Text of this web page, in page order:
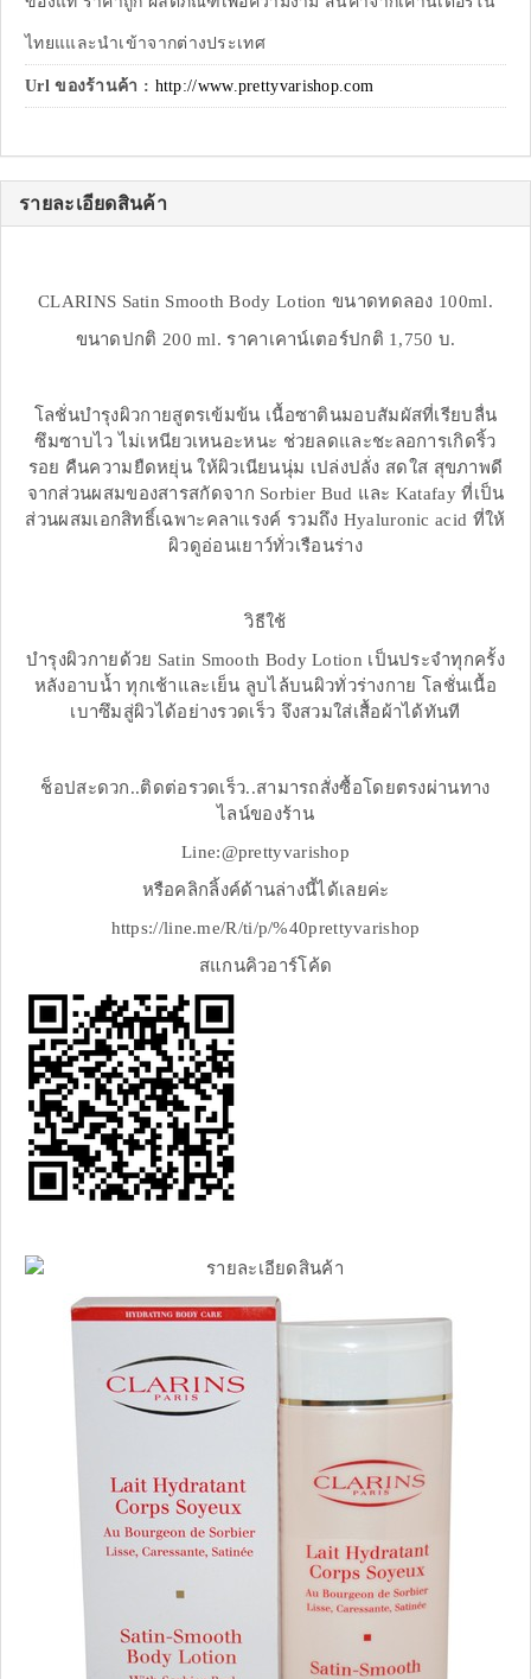
ไทยแและนำเข้าจากต่างประเทศ
Url ของร้านค้า : http://www.prettyvarishop.com
รายละเอียดสินค้า
CLARINS Satin Smooth Body Lotion ขนาดทดลอง 100ml.
ขนาดปกติ 200 ml. ราคาเคาน์เตอร์ปกติ 1,750 บ.
โลชั่นบำรุงผิวกายสูตรเข้มข้น เนื้อซาตินมอบสัมผัสที่เรียบลื่น
ซึมซาบไว ไม่เหนียวเหนอะหนะ ช่วยลดและชะลอการเกิดริ้ว
รอย คืนความยืดหยุ่น ให้ผิวเนียนนุ่ม เปล่งปลั่ง สดใส สุขภาพดี
จากส่วนผสมของสารสกัดจาก Sorbier Bud และ Katafay ที่เป็น
ส่วนผสมเอกสิทธิ์เฉพาะคลาแรงค์ รวมถึง Hyaluronic acid ที่ให้
ผิวดูอ่อนเยาว์ทั่วเรือนร่าง
วิธีใช้
บำรุงผิวกายด้วย Satin Smooth Body Lotion เป็นประจำทุกครั้ง
หลังอาบน้ำ ทุกเช้าและเย็น ลูบไล้บนผิวทั่วร่างกาย โลชั่นเนื้อ
เบาซึมสู่ผิวได้อย่างรวดเร็ว จึงสวมใส่เสื้อผ้าได้ทันที
ช็อปสะดวก..ติดต่อรวดเร็ว..สามารถสั่งซื้อโดยตรงผ่านทาง
ไลน์ของร้าน
Line:@prettyvarishop
หรือคลิกลิ้งค์ด้านล่างนี้ได้เลยค่ะ
https://line.me/R/ti/p/%40prettyvarishop
สแกนคิวอาร์โค้ด